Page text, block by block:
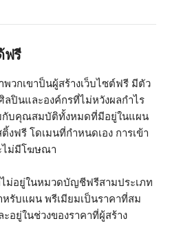
ฟรี
วกเขาป็นผู้สร้างเว็บไซต์ฟรี มีตัว
ลปินและองค์กรที่ไม่หวังผลกำไร
กับคุณสมบัติทั้งหมดที่มีอยู่ในแผน
งฟรี โดเมนที่กำหนดเอง การเข้า
ไม่มีโฆษณา
ม่อยู่ในหมวดบัญชีฟรีสามประเภท
รับแผน พรีเมียมเป็นราคาที่สม
อยู่ในช่วงของราคาที่ผู้สร้าง